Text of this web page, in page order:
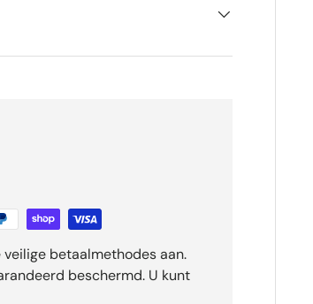
betaalmethodes aan.
beschermd. U kunt